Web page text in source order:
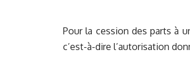
Pour la cession des parts à
c’est-à-dire l’autorisation